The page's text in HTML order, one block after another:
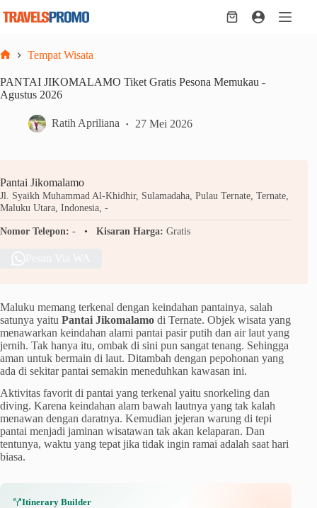
Shopping
Tempat Wisata
PANTAI JIKOMALAMO Tiket Gratis Pesona Memukau -
Agustus 2026
Ratih Apriliana 27 Mei 2026
Pantai Jikomalamo
Jl. Syaikh Muhammad Al-Khidhir, Sulamadaha, Pulau Ternate, Ternate,
Maluku Utara, Indonesia, -
Nomor Telepon: - Kisaran Harga: Gratis
Maluku memang terkenal dengan keindahan pantainya, salah
satunya yaitu Pantai Jikomalamo di Ternate. Objek wisata yang
menawarkan keindahan alami pantai pasir putih dan air laut yang
jernih. Tak hanya itu, ombak di sini pun sangat tenang. Sehingga
aman untuk bermain di laut. Ditambah dengan pepohonan yang
ada di sekitar pantai semakin meneduhkan kawasan ini.
Aktivitas favorit di pantai yang terkenal yaitu snorkeling dan
diving. Karena keindahan alam bawah lautnya yang tak kalah
menawan dengan daratnya. Kemudian jejeran warung di tepi
pantai menjadi jaminan wisatawan tak akan kelaparan. Dan
tentunya, waktu yang tepat jika tidak ingin ramai adalah saat hari
biasa.
Itinerary Builder